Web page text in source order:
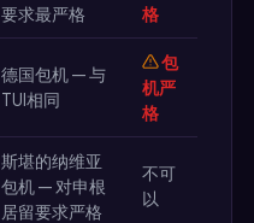
要求最严格
格
德国包机 — 与
TUI相同
包
机严
格
斯堪的纳维亚
包机 — 对申根
居留要求严格
不可
以